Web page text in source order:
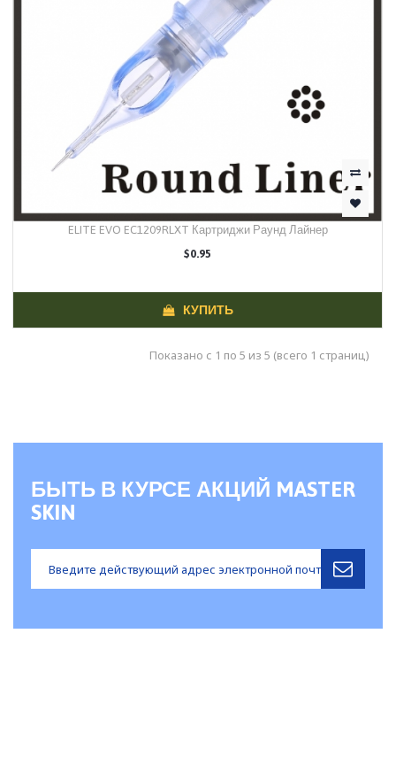
ELITE EVO EC1209RLXT Картриджи Раунд Лайнер
$0.95
КУПИТЬ
Показано с 1 по 5 из 5 (всего 1 страниц)
БЫТЬ В КУРСЕ АКЦИЙ MASTER
SKIN